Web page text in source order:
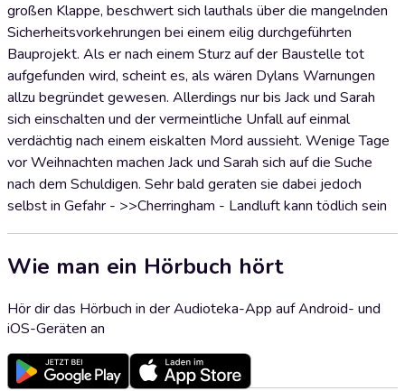
großen Klappe, beschwert sich lauthals über die mangelnden
Sicherheitsvorkehrungen bei einem eilig durchgeführten
Bauprojekt. Als er nach einem Sturz auf der Baustelle tot
aufgefunden wird, scheint es, als wären Dylans Warnungen
allzu begründet gewesen. Allerdings nur bis Jack und Sarah
sich einschalten und der vermeintliche Unfall auf einmal
verdächtig nach einem eiskalten Mord aussieht. Wenige Tage
vor Weihnachten machen Jack und Sarah sich auf die Suche
nach dem Schuldigen. Sehr bald geraten sie dabei jedoch
selbst in Gefahr - >>Cherringham - Landluft kann tödlich sein
Wie man ein Hörbuch hört
Hör dir das Hörbuch in der Audioteka-App auf Android- und
iOS-Geräten an